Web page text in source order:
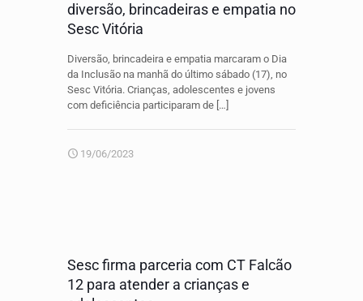
diversão, brincadeiras e empatia no
Sesc Vitória
Diversão, brincadeira e empatia marcaram o Dia
da Inclusão na manhã do último sábado (17), no
Sesc Vitória. Crianças, adolescentes e jovens
com deficiência participaram de […]
19/06/2023
Sesc firma parceria com CT Falcão
12 para atender a crianças e